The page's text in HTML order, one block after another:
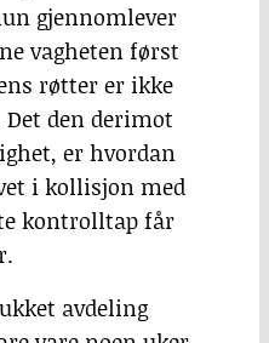
gjennomlever
vagheten først
røtter er ikke
Det den derimot
er hvordan
i kollisjon med
kontrolltap får
avdeling